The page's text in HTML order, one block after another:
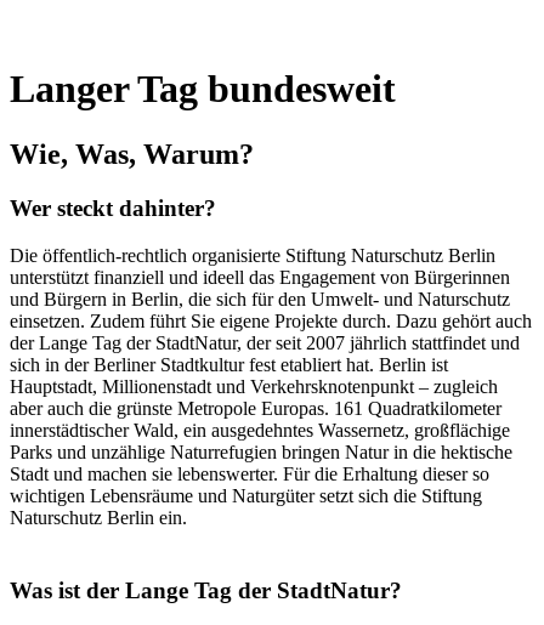
Langer Tag bundesweit
Wie, Was, Warum?
Wer steckt dahinter?
Die öffentlich-rechtlich organisierte Stiftung Naturschutz Berlin
unterstützt finanziell und ideell das Engagement von Bürgerinnen
und Bürgern in Berlin, die sich für den Umwelt- und Naturschutz
einsetzen. Zudem führt Sie eigene Projekte durch. Dazu gehört auch
der Lange Tag der StadtNatur, der seit 2007 jährlich stattfindet und
sich in der Berliner Stadtkultur fest etabliert hat. Berlin ist
Hauptstadt, Millionenstadt und Verkehrsknotenpunkt – zugleich
aber auch die grünste Metropole Europas. 161 Quadratkilometer
innerstädtischer Wald, ein ausgedehntes Wassernetz, großflächige
Parks und unzählige Naturrefugien bringen Natur in die hektische
Stadt und machen sie lebenswerter. Für die Erhaltung dieser so
wichtigen Lebensräume und Naturgüter setzt sich die Stiftung
Naturschutz Berlin ein.
Was ist der Lange Tag der StadtNatur?